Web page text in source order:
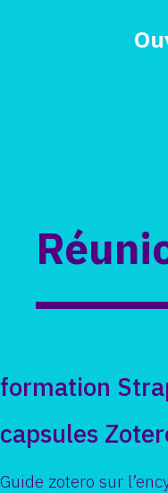
formation
capsules
Guide zotero sur